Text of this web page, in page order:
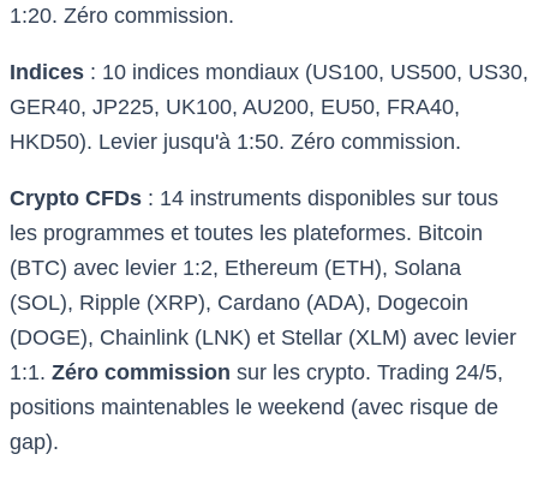
1:20. Zéro commission.
Indices : 10 indices mondiaux (US100, US500, US30,
GER40, JP225, UK100, AU200, EU50, FRA40,
HKD50). Levier jusqu'à 1:50. Zéro commission.
Crypto CFDs : 14 instruments disponibles sur tous
les programmes et toutes les plateformes. Bitcoin
(BTC) avec levier 1:2, Ethereum (ETH), Solana
(SOL), Ripple (XRP), Cardano (ADA), Dogecoin
(DOGE), Chainlink (LNK) et Stellar (XLM) avec levier
1:1. Zéro commission sur les crypto. Trading 24/5,
positions maintenables le weekend (avec risque de
gap).